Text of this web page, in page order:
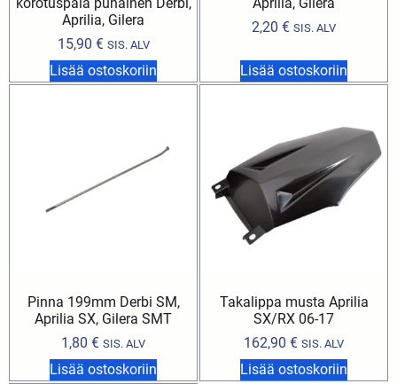
Aprilia, Gilera
15,90 € SIS. ALV
Lisää ostoskoriin
2,20 € SIS. ALV
Lisää ostoskoriin
Pinna 199mm Derbi SM,
Aprilia SX, Gilera SMT
1,80 € SIS. ALV
Lisää ostoskoriin
Takalippa musta Aprilia
SX/RX 06-17
162,90 € SIS. ALV
Lisää ostoskoriin